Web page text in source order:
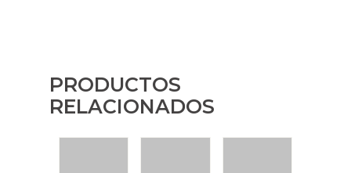
PRODUCTOS
RELACIONADOS